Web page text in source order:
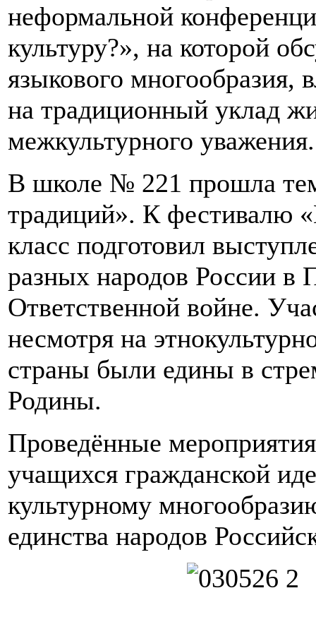
неформальной
культуру?», на которой
языкового многообразия,
на традиционный уклад
межкультурного уважения.
В школе № 221 прошла
традиций». К фестивалю
класс подготовил
разных народов России в
Ответственной войне.
несмотря на
страны были едины в
Родины.
Проведённые
учащихся гражданской
культурному
единства народов